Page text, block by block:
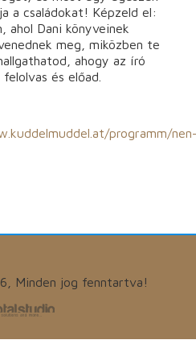
a családokat! Képzeld el:
ahol Dani könyveinek
meg, miközben te
ahogy az író
és előad.
programm/
Minden jog fenntartva!